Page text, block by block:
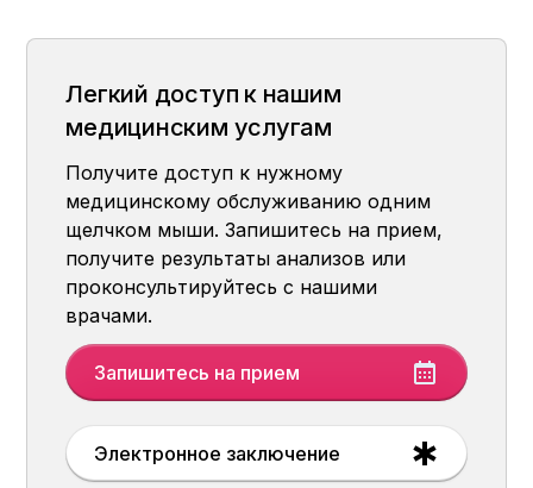
центре
Легкий доступ к нашим
медицинским услугам
Получите доступ к нужному
медицинскому обслуживанию одним
щелчком мыши. Запишитесь на прием,
получите результаты анализов или
проконсультируйтесь с нашими
врачами.
Запишитесь на прием
Электронное заключение